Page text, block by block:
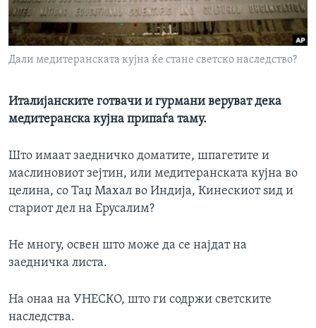
ИНТЕРВЈУА
Јазици
Дали медитеранската кујна ќе стане светско наследство?
Италијанските готвачи и гурмани веруват дека
медитеранска кујна припаѓа таму.
Што имаат заедничко доматите, шпагетите и
маслиновиот зејтин, или медитеранската кујна во
целина, со Таџ Махал во Индија, Кинескиот ѕид и
стариот дел на Ерусалим?
Не многу, освен што може да се најдат на
заедничка листа.
На онаа на УНЕСКО, што ги содржи светските
наследства.